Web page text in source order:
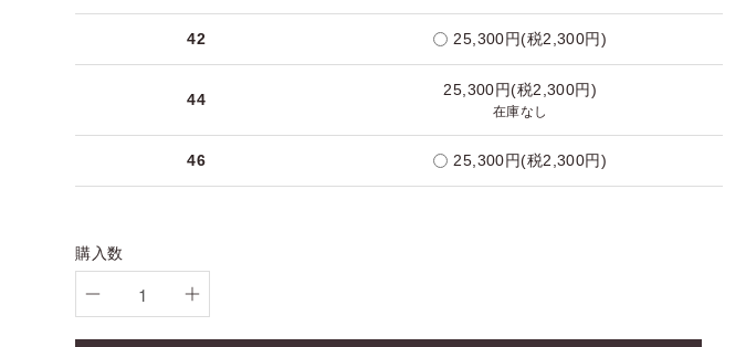
42 25,300円(税2,300円)
44
25,300円(税2,300円)
在庫なし
46 25,300円(税2,300円)
購入数